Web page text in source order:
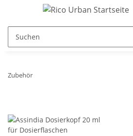
Zubehör